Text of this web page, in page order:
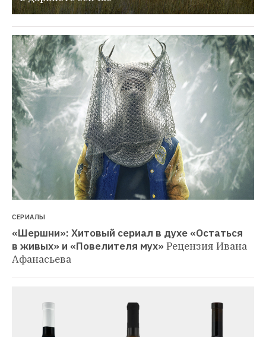
СЕРИАЛЫ
«Шершни»: Хитовый сериал в духе «Остаться
в живых» и «Повелителя мух» Рецензия Ивана
Афанасьева